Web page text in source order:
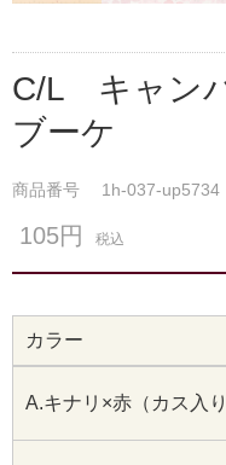
C/L キャン
ブーケ
商品番号 1h-037-up5734
105円 税込
カラー
A.キナリ×赤（カス入り